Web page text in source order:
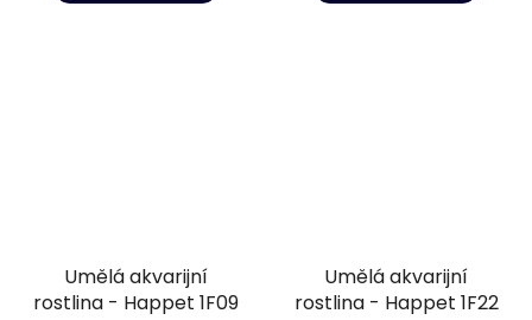
Umělá akvarijní
rostlina - Happet 1F09
Umělá akvarijní
rostlina - Happet 1F22